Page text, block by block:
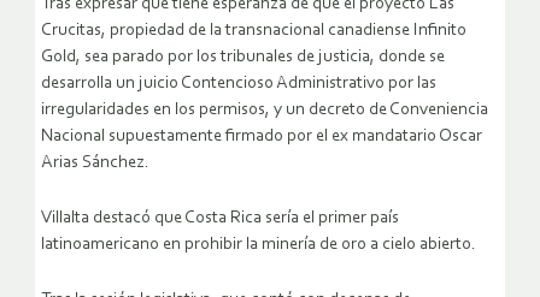
Tras expresar que tiene esperanza de que el proyecto Las
Crucitas, propiedad de la transnacional canadiense Infinito
Gold, sea parado por los tribunales de justicia, donde se
desarrolla un juicio Contencioso Administrativo por las
irregularidades en los permisos, y un decreto de Conveniencia
Nacional supuestamente firmado por el ex mandatario Oscar
Arias Sánchez.
Villalta destacó que Costa Rica sería el primer país
latinoamericano en prohibir la minería de oro a cielo abierto.